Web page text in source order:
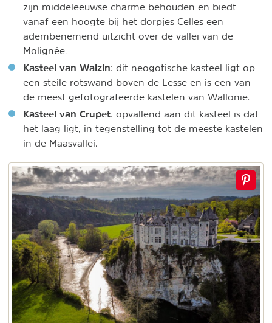
zijn middeleeuwse charme behouden en biedt
vanaf een hoogte bij het dorpjes Celles een
adembenemend uitzicht over de vallei van de
Molignée.
Kasteel van Walzin: dit neogotische kasteel ligt op
een steile rotswand boven de Lesse en is een van
de meest gefotografeerde kastelen van Wallonië.
Kasteel van Crupet: opvallend aan dit kasteel is dat
het laag ligt, in tegenstelling tot de meeste kastelen
in de Maasvallei.